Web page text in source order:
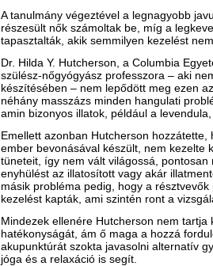
A tanulmány végeztével a legnagyobb
részesült nők számoltak be, míg a
tapasztalták, akik semmilyen kezelést
Dr. Hilda Y. Hutcherson, a Columbia
szülész-nőgyógyász professzora – aki
készítésében – nem lepődött meg ezen
néhány masszázs minden hangulati
amin bizonyos illatok, például a
Emellett azonban Hutcherson
ember bevonásával készült, nem kezelte
tüneteit, így nem vált világossá, pontosan
enyhülést az illatosított vagy akár
másik probléma pedig, hogy a
kezelést kapták, ami szintén ront a
Mindezek ellenére Hutcherson nem tartja
hatékonyságát, ám ő maga a hozzá
akupunktúrát szokta javasolni alternatív
jóga és a relaxáció is segít.